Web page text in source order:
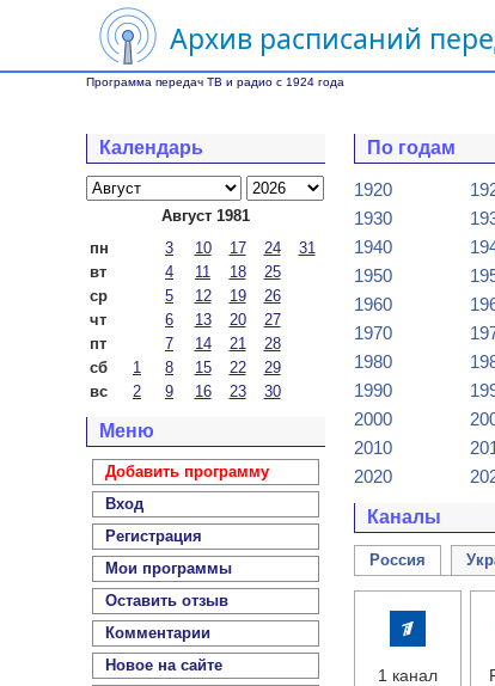
Архив расписаний
Программа передач ТВ и радио с 1924 года
Календарь
Август 1981
пн
3 10 17 24
31
вт
4 11 18
25
ср
5 12 19
26
чт
6 13 20
27
пт
7 14 21
28
сб
1 8 15 22
29
вс
2 9 16 23 30
Меню
Добавить программу
Вход
Регистрация
Мои программы
Оставить отзыв
Комментарии
Новое на сайте
По годам
1920
1930
1940
1950
1960
1970
1980
1990
2000
2010
2020
Каналы
Россия
1 канал